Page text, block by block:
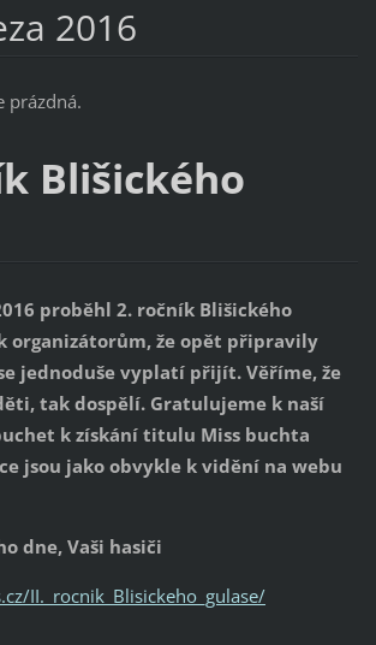
2016
prázdná.
Blišického
proběhl 2. ročník Blišického
organizátorům, že opět připravily
jednoduše vyplatí přijít. Věříme, že
tak dospělí. Gratulujeme k naší
k získání titulu Miss buchta
jsou jako obvykle k vidění na webu
dne, Vaši hasiči
II._rocnik_Blisickeho_gulase/